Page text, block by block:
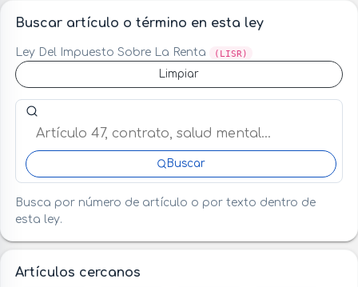
Buscar artículo o término en esta ley
Ley Del Impuesto Sobre La Renta (LISR)
Limpiar
Buscar artículo o término en esta ley
Buscar
Busca por número de artículo o por texto dentro de
esta ley.
Artículos cercanos